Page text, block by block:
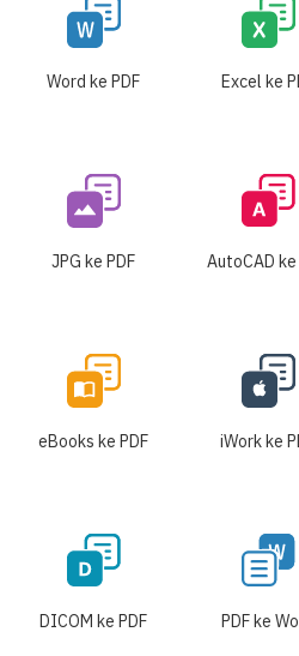
Word ke PDF Excel ke
JPG ke PDF AutoCAD ke
eBooks ke PDF iWork ke
DICOM ke PDF PDF ke